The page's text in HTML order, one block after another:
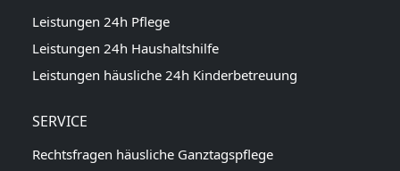
Leistungen 24h Pflege
Leistungen 24h Haushaltshilfe
Leistungen häusliche 24h Kinderbetreuung
SERVICE
Rechtsfragen häusliche Ganztagspflege